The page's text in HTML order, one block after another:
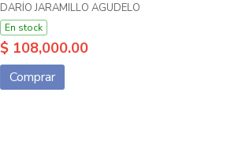
DARÍO JARAMILLO AGUDELO
En stock
$ 108,000.00
Comprar